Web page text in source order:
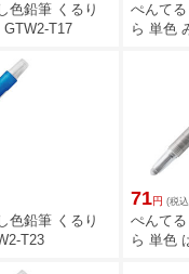
色鉛筆 くるり
T17
ぺんて
ら 単色
色鉛筆 くるり
T23
71円 (税
ぺんて
ら 単色